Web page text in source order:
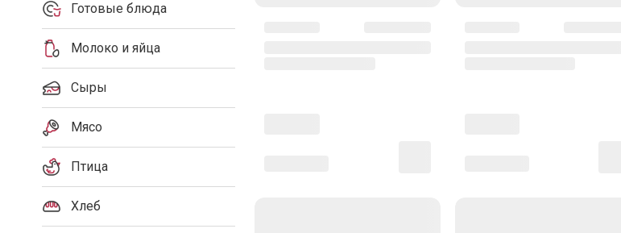
Готовые блюда
Молоко и яйца
Сыры
Мясо
Птица
Хлеб